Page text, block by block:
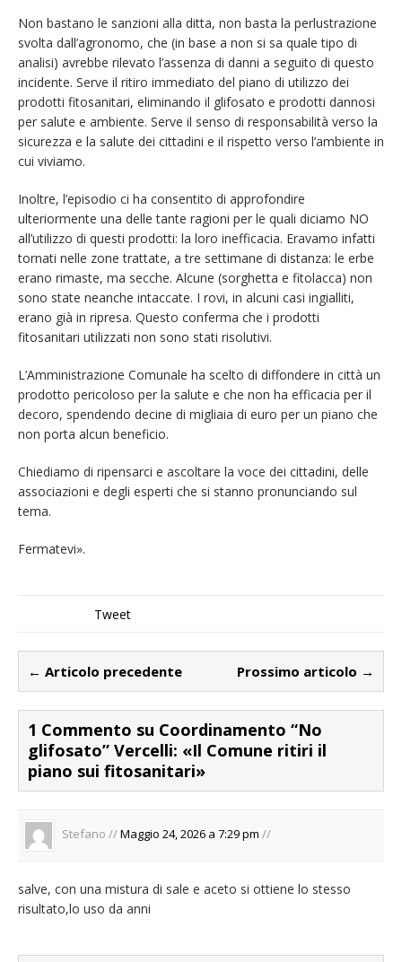
Non bastano le sanzioni alla ditta, non basta la perlustrazione
svolta dall’agronomo, che (in base a non si sa quale tipo di
analisi) avrebbe rilevato l’assenza di danni a seguito di questo
incidente. Serve il ritiro immediato del piano di utilizzo dei
prodotti fitosanitari, eliminando il glifosato e prodotti dannosi
per salute e ambiente. Serve il senso di responsabilità verso la
sicurezza e la salute dei cittadini e il rispetto verso l’ambiente in
cui viviamo.
Inoltre, l’episodio ci ha consentito di approfondire
ulteriormente una delle tante ragioni per le quali diciamo NO
all’utilizzo di questi prodotti: la loro inefficacia. Eravamo infatti
tornati nelle zone trattate, a tre settimane di distanza: le erbe
erano rimaste, ma secche. Alcune (sorghetta e fitolacca) non
sono state neanche intaccate. I rovi, in alcuni casi ingialliti,
erano già in ripresa. Questo conferma che i prodotti
fitosanitari utilizzati non sono stati risolutivi.
L’Amministrazione Comunale ha scelto di diffondere in città un
prodotto pericoloso per la salute e che non ha efficacia per il
decoro, spendendo decine di migliaia di euro per un piano che
non porta alcun beneficio.
Chiediamo di ripensarci e ascoltare la voce dei cittadini, delle
associazioni e degli esperti che si stanno pronunciando sul
tema.
Fermatevi».
Tweet
← Articolo precedente Prossimo articolo →
1 Commento su Coordinamento “No
glifosato” Vercelli: «Il Comune ritiri il
piano sui fitosanitari»
Stefano //Maggio 24, 2026 a 7:29 pm //
salve, con una mistura di sale e aceto si ottiene lo stesso
risultato,lo uso da anni